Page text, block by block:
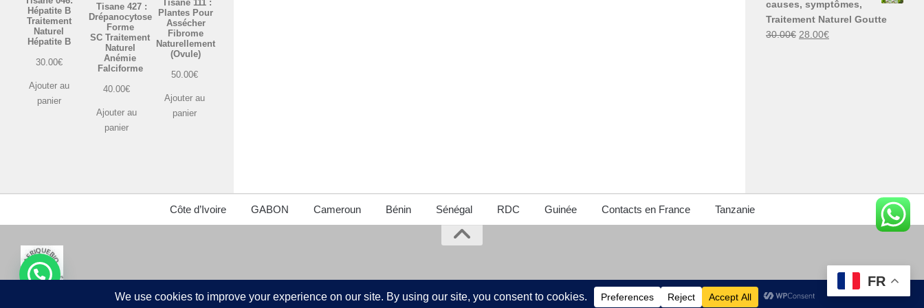
Hépatite B
Traitement
Naturel
Hépatite B
30.00€
Ajouter au
panier
Tisane 427 :
Drépanocytose
Forme
SC Traitement
Naturel
Anémie
Falciforme
40.00€
Ajouter au
panier
Tisane 111 :
Plantes Pour
Assécher
Fibrome
Naturellement
(Ovule)
50.00€
Ajouter au
panier
30.00€.
causes, symptômes,
Traitement Naturel Goutte
30.00€ Le
28.00€Le
Côte d’Ivoire GABON Cameroun Bénin Sénégal RDC Guinée Contacts en France Tanzanie
FR